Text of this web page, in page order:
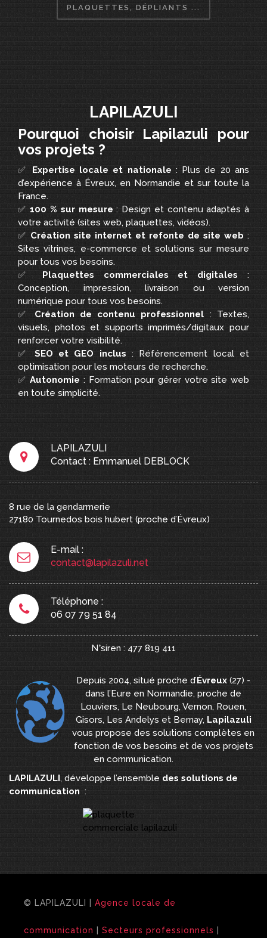
PLAQUETTES, DÉPLIANTS ...
LAPILAZULI
Pourquoi choisir Lapilazuli pour
vos projets ?
✅ Expertise locale et nationale : Plus de 20 ans
d’expérience à Évreux, en Normandie et sur toute la
France.
✅100 % sur mesure : Design et contenu adaptés à
votre activité (sites web, plaquettes, vidéos).
✅ Création site internet et refonte de site web :
Sites vitrines, e-commerce et solutions sur mesure
pour tous vos besoins.
✅ Plaquettes commerciales et digitales :
Conception, impression, livraison ou version
numérique pour tous vos besoins.
✅ Création de contenu professionnel : Textes,
visuels, photos et supports imprimés/digitaux pour
renforcer votre visibilité.
✅ SEO et GEO inclus : Référencement local et
optimisation pour les moteurs de recherche.
✅Autonomie : Formation pour gérer votre site web
en toute simplicité.
LAPILAZULI
Contact : Emmanuel DEBLOCK
8 rue de la gendarmerie
27180 Tournedos bois hubert (proche d’Évreux)
E-mail :
contact@lapilazuli.net
Téléphone :
06 07 79 51 84
N°siren : 477 819 411
Depuis 2004, situé proche d’Évreux (27) -
dans l’Eure en Normandie, proche de
Louviers, Le Neubourg, Vernon, Rouen,
Gisors, Les Andelys et Bernay, Lapilazuli
vous propose des solutions complètes en
fonction de vos besoins et de vos projets
en communication.
LAPILAZULI, développe l’ensemble des solutions de
communication :
© LAPILAZULI | Agence locale de
communication Secteurs professionnels